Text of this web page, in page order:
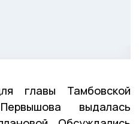
главы Тамбовской
выдалась